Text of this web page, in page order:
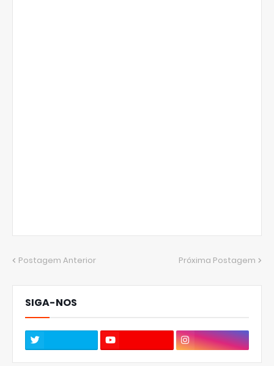
Postagem Anterior Próxima Postagem
SIGA-NOS